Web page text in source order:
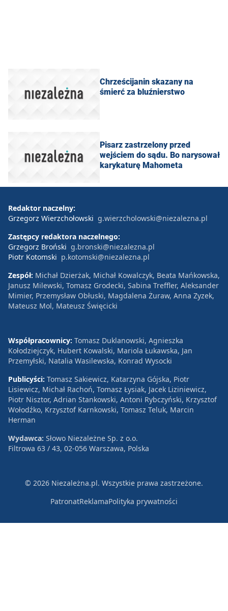
Chrześcijanin skazany na
śmierć za bluźnierstwo
Pisarz zastrzelony przed
wejściem do sądu. Bo narysował
karykaturę Mahometa
Redaktor naczelny:
Grzegorz Wierzchołowski g.wierzcholowski@niezalezna.pl
Zastępcy redaktora naczelnego:
Grzegorz Broński g.bronski@niezalezna.pl
Piotr Kotomski p.kotomski@niezalezna.pl
Zespół: Michał Dzierżak, Michał Kowalczyk, Beata Mańkowska,
Janusz Milewski, Tomasz Grodecki, Sabina Treffler, Aleksander
Mimier, Przemysław Obłuski, Magdalena Żuraw, Anna Zyzek,
Mateusz Mol, Mateusz Święcicki
Współpracownicy: Tomasz Duklanowski, Agnieszka
Kołodziejczyk, Hubert Kowalski, Mariola Łukawska, Jan
Przemyłski, Natalia Wasilewska, Konrad Wysocki
Publicyści: Tomasz Sakiewicz, Katarzyna Gójska, Piotr
Lisiewicz, Michał Rachoń, Tomasz Łysiak, Jacek Liziniewicz,
Piotr Nisztor, Adrian Stankowski, Antoni Rybczyński, Krzysztof
Wołodźko, Krzysztof Karnkowski, Tomasz Teluk, Marcin
Herman
Wydawca: Słowo Niezależne Sp. z o.o.
Filtrowa 63 / 43, 02-056 Warszawa, Polska
© 2026 Niezależna.pl. Wszystkie prawa zastrzeżone.
PatronatReklamaPolityka prywatności